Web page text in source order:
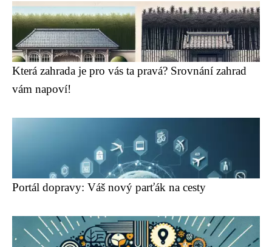
Která zahrada je pro vás ta pravá? Srovnání zahrad
vám napoví!
Portál dopravy: Váš nový parťák na cesty